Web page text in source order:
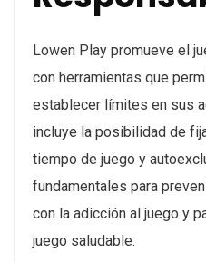
Lowen Play promueve el
con herramientas que
establecer límites en sus
incluye la posibilidad de
tiempo de juego y
fundamentales para
con la adicción al juego y
juego saludable.